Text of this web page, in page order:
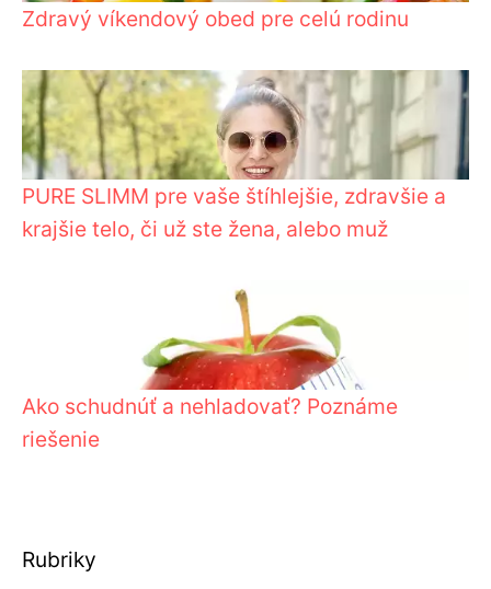
Zdravý víkendový obed pre celú rodinu
PURE SLIMM pre vaše štíhlejšie, zdravšie a
krajšie telo, či už ste žena, alebo muž
Ako schudnúť a nehladovať? Poznáme
riešenie
Rubriky